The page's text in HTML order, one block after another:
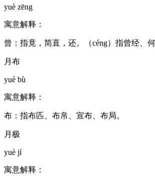
yuè zēng
寓意解释：
曾：指竟，简直，还。（céng）指曾经、何
月布
yuè bù
寓意解释：
布：指布匹、布帛、宣布、布局。
月极
yuè jí
寓意解释：